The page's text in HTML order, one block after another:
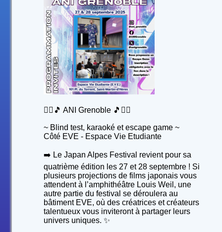
🙋‍♂️🎵 ANI Grenoble 🎵🙋‍♂️
~ Blind test, karaoké et escape game ~
Côté EVE - Espace Vie Etudiante
➡️ Le Japan Alpes Festival revient pour sa
quatrième édition les 27 et 28 septembre ! Si
plusieurs projections de films japonais vous
attendent à l’amphithéâtre Louis Weil, une
autre partie du festival se déroulera au
bâtiment EVE, où des créatrices et créateurs
talentueux vous inviteront à partager leurs
univers uniques. ✨